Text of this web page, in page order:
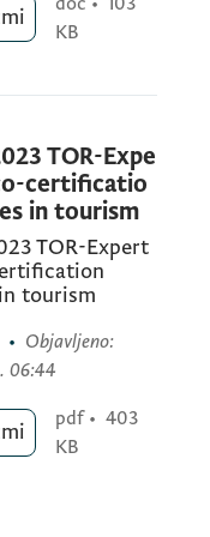
planiranja
za očuvanje
van
u blizini
u kojima će
prijetnjama
prakse
i
razvoja za
da bi se
na
po
KB
TOR-Expe
certificatio
in tourism
TOR-Expert
tourism
• Objavljeno:
06:44
pdf • 403
KB